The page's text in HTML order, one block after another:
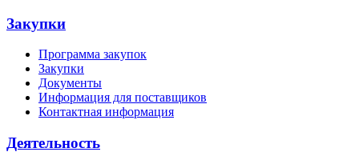
Закупки
Программа закупок
Закупки
Документы
Информация для поставщиков
Контактная информация
Деятельность